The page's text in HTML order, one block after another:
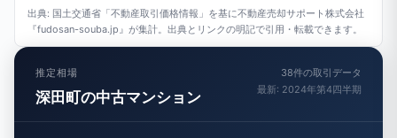
出典: 国土交通省「不動産取引価格情報」を基に不動産売却サポート株式会社
『fudosan-souba.jp』が集計。出典とリンクの明記で引用・転載できます。
推定相場
深田町の中古マンション
38件の取引データ
最新: 2024年第4四半期